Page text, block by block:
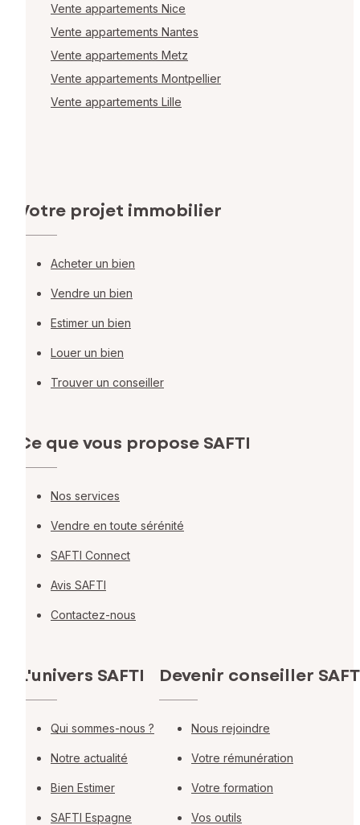
Vente appartements Nice
Vente appartements Nantes
Vente appartements Metz
Vente appartements Montpellier
Vente appartements Lille
Votre projet immobilier
Acheter un bien
Vendre un bien
Estimer un bien
Louer un bien
Trouver un conseiller
Ce que vous propose SAFTI
Nos services
Vendre en toute sérénité
SAFTI Connect
Avis SAFTI
Contactez-nous
L'univers SAFTI
Qui sommes-nous ?
Notre actualité
Bien Estimer
SAFTI Espagne
Devenir conseiller
Nous rejoindre
Votre rémunération
Votre formation
Vos outils